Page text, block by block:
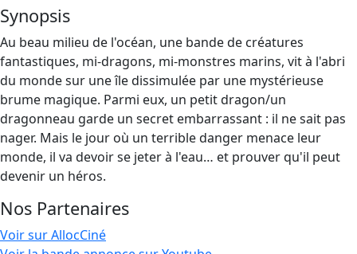
Synopsis
Au beau milieu de l'océan, une bande de créatures
fantastiques, mi-dragons, mi-monstres marins, vit à l'abri
du monde sur une île dissimulée par une mystérieuse
brume magique. Parmi eux, un petit dragon/un
dragonneau garde un secret embarrassant : il ne sait pas
nager. Mais le jour où un terrible danger menace leur
monde, il va devoir se jeter à l'eau… et prouver qu'il peut
devenir un héros.
Nos Partenaires
Voir sur AllocCiné